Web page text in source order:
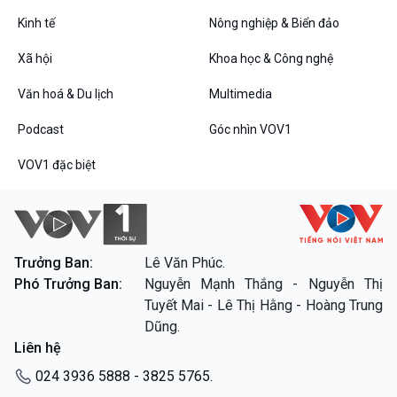
360 độ Sức khỏe
Tài nguyên và Môi trường
Chuyên gia của bạn
Xã hội chuyển động
Bước chân đến trường
Kết nối công nghệ
khí hậu
Văn hoá & Du lịch
Chát với người nổi tiếng
Câu chuyện Thể thao
Podcast
Góc nhìn VOV1
Bình luận
Kinh tế Nông nghiệp & Biển đảo
Xã hội Khoa học & Công nghệ
Văn hoá & Du lịch Multimedia
Podcast Góc nhìn VOV1
VOV1 đặc biệt
Trưởng Ban:
Lê Văn Phúc.
Phó Trưởng Ban:
Nguyễn Mạnh Thắng - Nguyễn Thị
Tuyết Mai - Lê Thị Hằng - Hoàng Trung
Dũng.
Liên hệ
024 3936 5888 - 3825 5765.